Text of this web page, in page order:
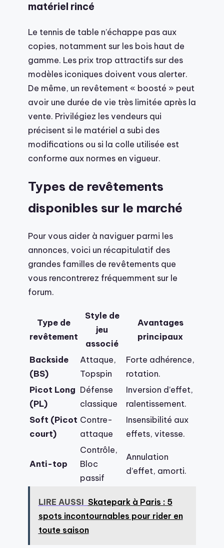
matériel rincé
Le tennis de table n’échappe pas aux
copies, notamment sur les bois haut de
gamme. Les prix trop attractifs sur des
modèles iconiques doivent vous alerter.
De même, un revêtement « boosté » peut
avoir une durée de vie très limitée après la
vente. Privilégiez les vendeurs qui
précisent si le matériel a subi des
modifications ou si la colle utilisée est
conforme aux normes en vigueur.
Types de revêtements
disponibles sur le marché
Pour vous aider à naviguer parmi les
annonces, voici un récapitulatif des
grandes familles de revêtements que
vous rencontrerez fréquemment sur le
forum.
Type de
revêtement
Style de
jeu
associé
Avantages
principaux
Backside
(BS)
Attaque,
Topspin
Forte adhérence,
rotation.
Picot Long
(PL)
Défense
classique
Inversion d’effet,
ralentissement.
Soft (Picot
court)
Contre-
attaque
Insensibilité aux
effets, vitesse.
Anti-top
Contrôle,
Bloc
passif
Annulation
d’effet, amorti.
LIRE AUSSI Skatepark à Paris : 5
spots incontournables pour rider en
toute saison